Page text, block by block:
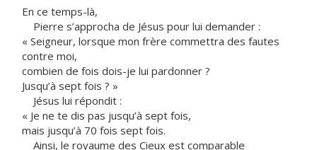
En ce temps-là,
Pierre s’approcha de Jésus pour lui demander :
« Seigneur, lorsque mon frère commettra des fautes
contre moi,
combien de fois dois-je lui pardonner ?
Jusqu’à sept fois ? »
Jésus lui répondit :
« Je ne te dis pas jusqu’à sept fois,
mais jusqu’à 70 fois sept fois.
Ainsi, le royaume des Cieux est comparable